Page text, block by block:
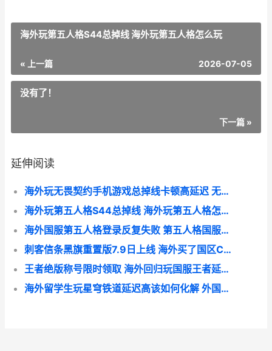
海外玩第五人格S44总掉线 海外玩第五人格怎么玩
« 上一篇 2026-07-05
没有了！
下一篇 »
延伸阅读
海外玩无畏契约手机游戏总掉线卡顿高延迟 无畏契约中国区无法充值
海外玩第五人格S44总掉线 海外玩第五人格怎么玩
海外国服第五人格登录反复失败 第五人格国服有国外玩家吗
刺客信条黑旗重置版7.9日上线 海外买了国区CDK但是无法兑换如何化解 刺客信条黑旗重置解锁时间
王者绝版称号限时领取 海外回归玩国服王者延迟高登录不上如何办 王者稀有称号
海外留学生玩星穹铁道延迟高该如何化解 外国人玩留学生